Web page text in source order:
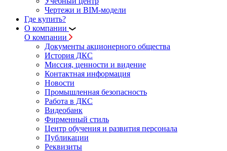
Чертежи и BIM-модели
Где купить?
О компании
О компании
Документы акционерного общества
История ДКС
Миссия, ценности и видение
Контактная информация
Новости
Промышленная безопасность
Работа в ДКС
Видеобанк
Фирменный стиль
Центр обучения и развития персонала
Публикации
Реквизиты